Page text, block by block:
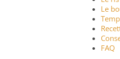
Le
FAQ